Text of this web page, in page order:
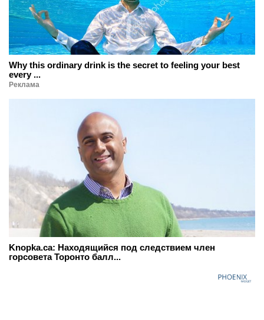
Why this ordinary drink is the secret to feeling your best
every ...
Реклама
Knopka.ca: Находящийся под следствием член
горсовета Торонто балл...